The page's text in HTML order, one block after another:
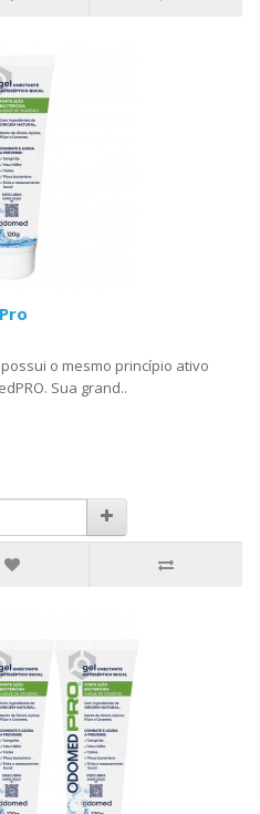
o mesmo princípio ativo
Sua grand..